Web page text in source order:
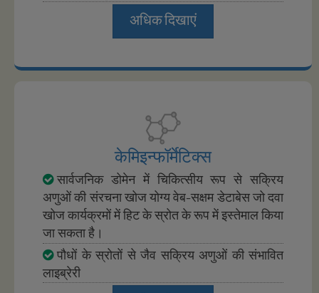
अधिक दिखाएं
केमिइन्फॉर्मेटिक्स
सार्वजनिक डोमेन में चिकित्सीय रूप से सक्रिय
अणुओं की संरचना खोज योग्य वेब-सक्षम डेटाबेस जो दवा
खोज कार्यक्रमों में हिट के स्रोत के रूप में इस्तेमाल किया
जा सकता है।
पौधों के स्रोतों से जैव सक्रिय अणुओं की संभावित
लाइब्रेरी